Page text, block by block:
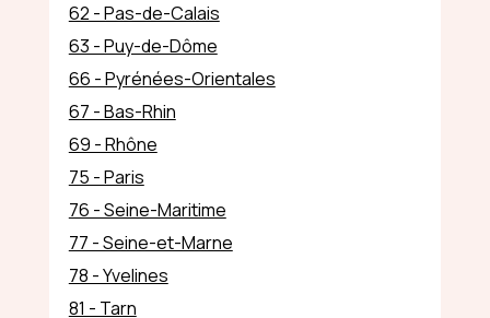
62 - Pas-de-Calais
63 - Puy-de-Dôme
66 - Pyrénées-Orientales
67 - Bas-Rhin
69 - Rhône
75 - Paris
76 - Seine-Maritime
77 - Seine-et-Marne
78 - Yvelines
81 - Tarn